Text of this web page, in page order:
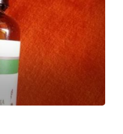
богатый аромат,
реально